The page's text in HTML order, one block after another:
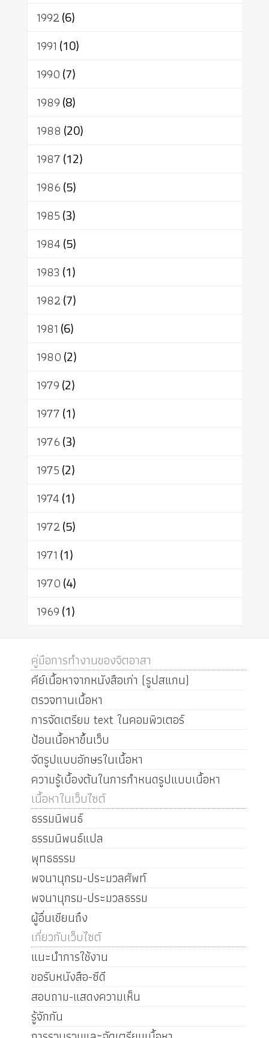
1992(6)
1991 (10)
1990(7)
1989(8)
1988 (20)
1987(12)
1986(5)
1985(3)
1984(5)
1983 (1)
1982(7)
1981 (6)
1980(2)
1979(2)
1977(1)
1976(3)
1975(2)
1974(1)
1972(5)
1971 (1)
1970(4)
1969(1)
คู่มือการทำงานของจิตอาสา
คีย์เนื้อหาจากหนังสือเก่า (รูปสแกน)
ตรวจทานเนื้อหา
การจัดเตรียม text ในคอมพิวเตอร์
ป้อนเนื้อหาขึ้นเว็บ
จัดรูปแบบอักษรในเนื้อหา
ความรู้เบื้องต้นในการกำหนดรูปแบบเนื้อหา
เนื้อหาในเว็บไซต์
ธรรมนิพนธ์
ธรรมนิพนธ์แปล
พุทธธรรม
พจนานุกรม-ประมวลศัพท์
พจนานุกรม-ประมวลธรรม
ผู้อื่นเขียนถึง
เกี่ยวกับเว็บไซต์
แนะนำการใช้งาน
ขอรับหนังสือ-ซีดี
สอบถาม-แสดงความเห็น
รู้จักกัน